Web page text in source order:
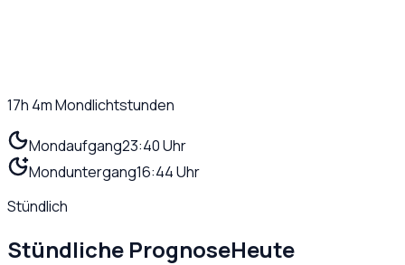
17h 4mMondlichtstunden
Mondaufgang23:40 Uhr
Monduntergang16:44 Uhr
Stündlich
Stündliche PrognoseHeute